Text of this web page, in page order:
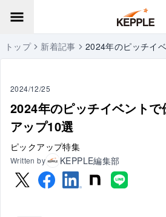
トップ 新着記事 2024年のピッチイ
2024/12/25
2024年のピッチイベントで
アップ10選
ピックアップ特集
Written by KEPPLE編集部